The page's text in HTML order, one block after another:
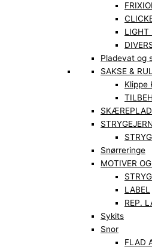
LIGHT
Pladevat og
SAKSE &
Klippe
STRYGEJERN
Snørreringe
MOTIVER
LABEL
REP.
Sykits
Snor
FLAD